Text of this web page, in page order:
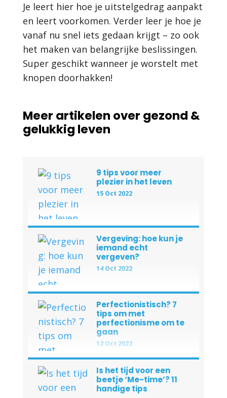
Je leert hier hoe je uitstelgedrag aanpakt
en leert voorkomen. Verder leer je hoe je
vanaf nu snel iets gedaan krijgt – zo ook
het maken van belangrijke beslissingen.
Super geschikt wanneer je worstelt met
knopen doorhakken!
Meer artikelen over gezond &
gelukkig leven
9 tips voor meer
plezier in het leven
15 Oct 2022
Vergeving: hoe kun je
iemand echt
vergeven?
14 Oct 2022
Perfectionistisch? 7
tips om met
perfectionisme om te
gaan
12 Oct 2022
Is het tijd voor een
beetje ‘Me-time’? 11
handige tips